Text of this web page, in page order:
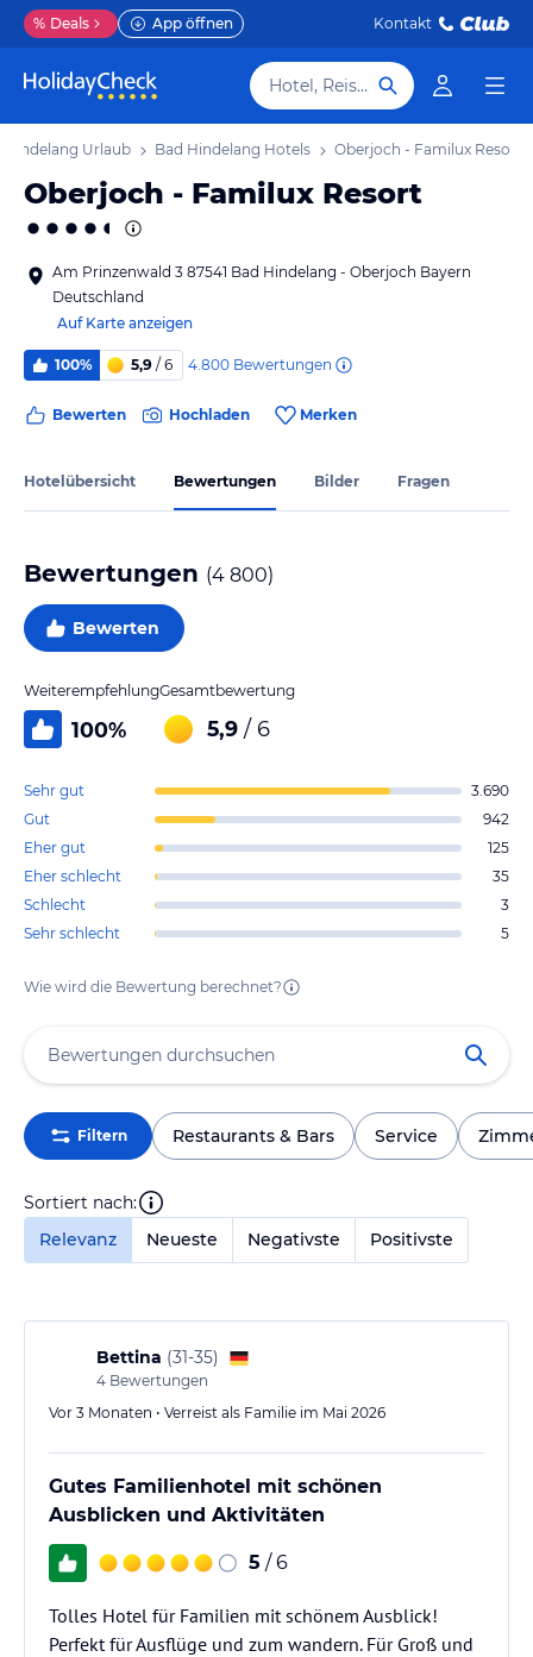
% Deals App öffnen Kontakt
Hotel, Reiseziel
Hindelang Urlaub Bad Hindelang Hotels Oberjoch - Familux Resort
Oberjoch - Familux Resort
Am Prinzenwald 3 87541 Bad Hindelang - Oberjoch Bayern
Deutschland
Auf Karte anzeigen
100% 5,9 / 6 4.800 Bewertungen
Bewerten Hochladen Merken
Hotelübersicht Bewertungen Bilder Fragen
Bewertungen (4 800)
Bewerten
Weiterempfehlung
100%
Gesamtbewertung
5,9 / 6
Sehr gut
3.690
Gut
942
Eher gut
125
Eher schlecht
35
Schlecht
3
Sehr schlecht
5
Wie wird die Bewertung berechnet?
Filtern Restaurants & Bars Service
Sortiert nach:
Relevanz
Neueste Negativste Positivste
Bettina (31-35)
4 Bewertungen
Vor 3 Monaten • Verreist als Familie im Mai 2026
Gutes Familienhotel mit schönen
Ausblicken und Aktivitäten
5 / 6
Tolles Hotel für Familien mit schönem Ausblick!
Perfekt für Ausflüge und zum wandern. Für Groß und